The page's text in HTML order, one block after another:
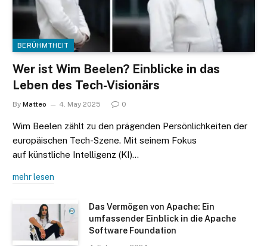
BERÜHMTHEIT
Wer ist Wim Beelen? Einblicke in das
Leben des Tech-Visionärs
By Matteo 4. May 2025 0
Wim Beelen zählt zu den prägenden Persönlichkeiten der
europäischen Tech-Szene. Mit seinem Fokus
auf künstliche Intelligenz (KI)…
mehr lesen
Das Vermögen von Apache: Ein
umfassender Einblick in die Apache
Software Foundation